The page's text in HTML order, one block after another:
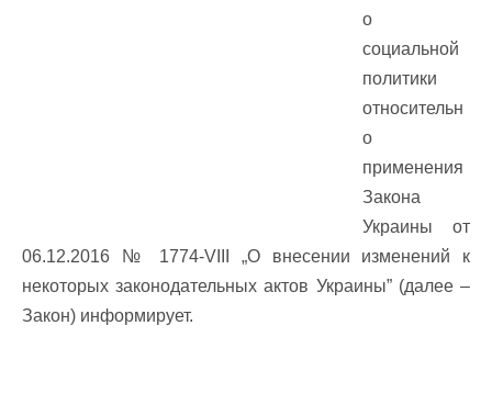
о
социальной
политики
относительн
о
применения
Закона
Украины от
06.12.2016 № 1774-VIII „О внесении изменений к
некоторых законодательных актов Украины” (далее –
Закон) информирует.